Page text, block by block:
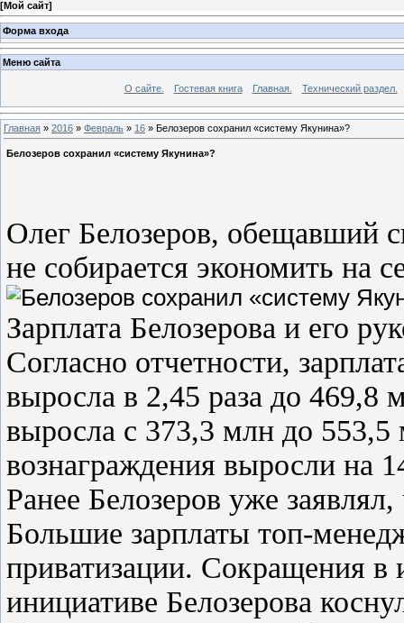
[Мой сайт]
Форма входа
Меню сайта
О сайте. Гостевая книга Главная. Технический раздел.
Главная » 2016 » Февраль » 16 » Белозеров сохранил «систему Якунина»?
Белозеров сохранил «систему Якунина»?
Олег Белозеров, обещавший
не собирается экономить на
Зарплата Белозерова и его
Согласно отчетности,
выросла в 2,45 раза до
выросла с 373,3 млн до
вознаграждения выросли на
Ранее Белозеров уже
Большие зарплаты топ-
приватизации. Сокращения
инициативе Белозерова